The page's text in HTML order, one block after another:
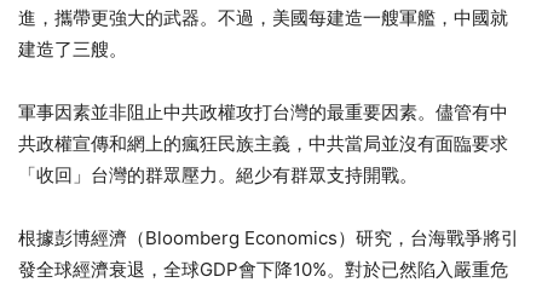
進，攜帶更強大的武器。不過，美國每建造一艘軍艦，中國就
建造了三艘。
軍事因素並非阻止中共政權攻打台灣的最重要因素。儘管有中
共政權宣傳和網上的瘋狂民族主義，中共當局並沒有面臨要求
「收回」台灣的群眾壓力。絕少有群眾支持開戰。
根據彭博經濟（Bloomberg Economics）研究，台海戰爭將引
發全球經濟衰退，全球GDP會下降10%。對於已然陷入嚴重危